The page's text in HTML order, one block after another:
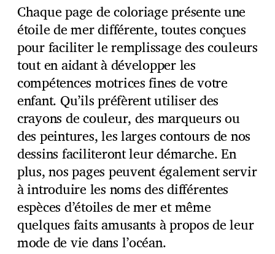
Chaque page de coloriage présente une
étoile de mer différente, toutes conçues
pour faciliter le remplissage des couleurs
tout en aidant à développer les
compétences motrices fines de votre
enfant. Qu’ils préfèrent utiliser des
crayons de couleur, des marqueurs ou
des peintures, les larges contours de nos
dessins faciliteront leur démarche. En
plus, nos pages peuvent également servir
à introduire les noms des différentes
espèces d’étoiles de mer et même
quelques faits amusants à propos de leur
mode de vie dans l’océan.